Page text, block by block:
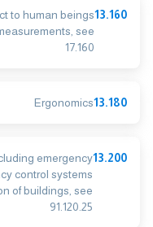
13.160
to human beings
see
17.160
13.180
Ergonomics
13.200
emergency
control systems
of buildings, see
91.120.25